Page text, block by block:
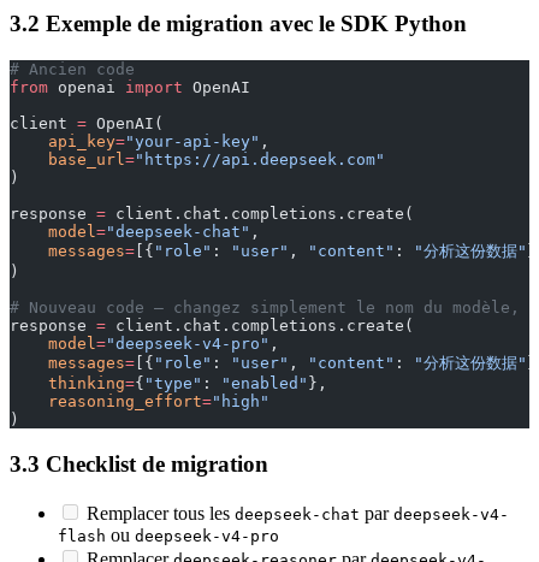
3.2 Exemple de migration avec le SDK Python
# Ancien code
from openai import OpenAI
client = OpenAI(
    api_key
="your-api-key" ,
    base_url
="https://api.deepseek.com"
)
response = client.chat.completions.create(
    model
="deepseek-chat" ,
    messages
= [{ "role" : "user" , "content" : "分析这份数据"
)
# Nouveau code — changez simplement le nom du
response = client.chat.completions.create(
    model
="deepseek-v4-pro" ,
    messages
= [{ "role" : "user" , "content" : "分析这份数据"
    thinking
={ "type" : "enabled" },
    reasoning_effort
="high"
)
3.3 Checklist de migration
Remplacer tous les deepseek-chat par deepseek-v4-
flash ou deepseek-v4-pro